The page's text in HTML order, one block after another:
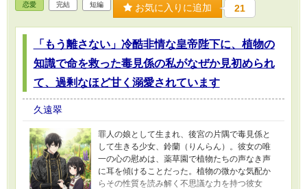
彼女が、本当の愛と幸せを掴むまでの、最高に
ドラマチックな逆転ラブストーリー。
恋愛 完結 短編 お気に入りに追加 21
「もう離さない」冷酷非情な皇帝陛下に、植物の
知識で命を救った毒見係の私がなぜか見初められ
て、過剰なほど甘く溺愛されています
久遠翠
罪人の娘として生まれ、後宮の片隅で毒見係と
して生きる少女、鈴蘭（りんらん）。彼女の唯
一の心の慰めは、薬草園で植物たちの声なき声
に耳を傾けることだった。植物の微かな気配か
らその性質を読み解く不思議な力を持つ彼女